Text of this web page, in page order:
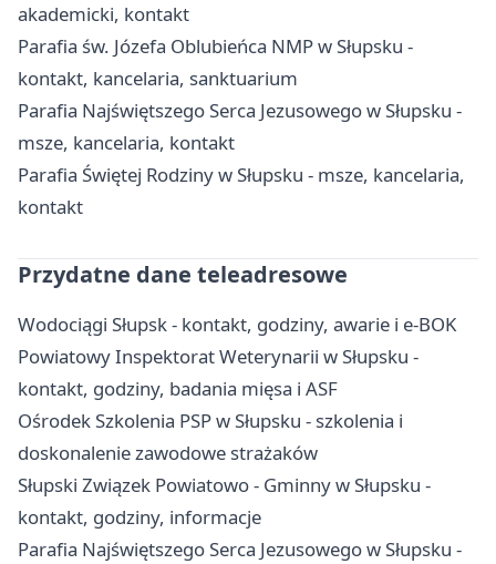
akademicki, kontakt
Parafia św. Józefa Oblubieńca NMP w Słupsku -
kontakt, kancelaria, sanktuarium
Parafia Najświętszego Serca Jezusowego w Słupsku -
msze, kancelaria, kontakt
Parafia Świętej Rodziny w Słupsku - msze, kancelaria,
kontakt
Przydatne dane teleadresowe
Wodociągi Słupsk - kontakt, godziny, awarie i e-BOK
Powiatowy Inspektorat Weterynarii w Słupsku -
kontakt, godziny, badania mięsa i ASF
Ośrodek Szkolenia PSP w Słupsku - szkolenia i
doskonalenie zawodowe strażaków
Słupski Związek Powiatowo - Gminny w Słupsku -
kontakt, godziny, informacje
Parafia Najświętszego Serca Jezusowego w Słupsku -